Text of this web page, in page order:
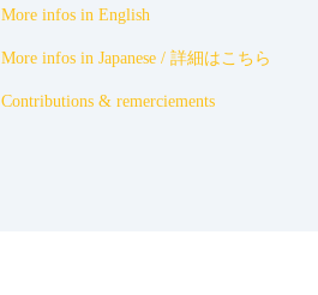
More infos in English
More infos in Japanese / 詳細はこちら
Contributions & remerciements